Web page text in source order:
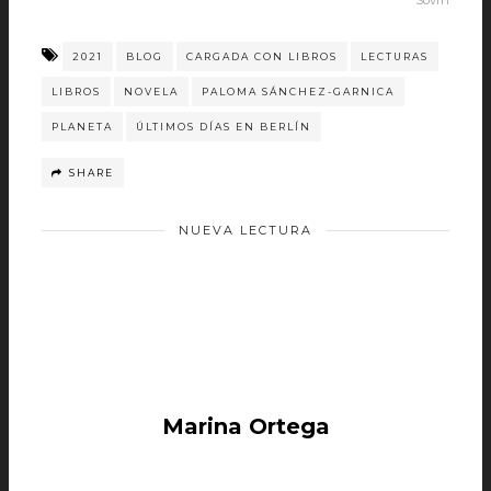
2021 BLOG CARGADA CON LIBROS LECTURAS
LIBROS NOVELA PALOMA SÁNCHEZ-GARNICA
PLANETA ÚLTIMOS DÍAS EN BERLÍN
SHARE
NUEVA LECTURA
Marina Ortega